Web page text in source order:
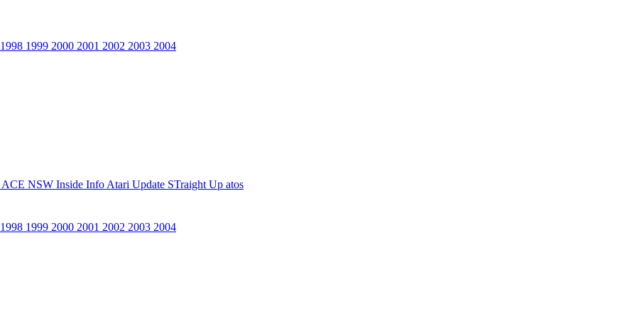
1998 1999 2000 2001 2002 2003 2004
ACE NSW Inside Info Atari Update STraight Up atos
1998 1999 2000 2001 2002 2003 2004